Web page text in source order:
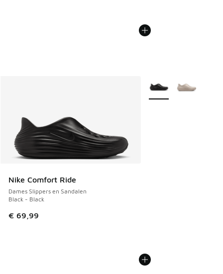
Nike Comfort Ride
Dames Slippers en Sandalen
Black - Black
€ 69,99
Meer kleuren